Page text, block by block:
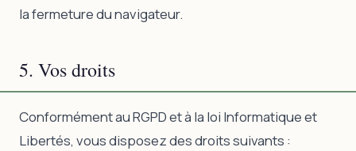
la fermeture du navigateur.
5. Vos droits
Conformément au RGPD et à la loi Informatique et
Libertés, vous disposez des droits suivants :